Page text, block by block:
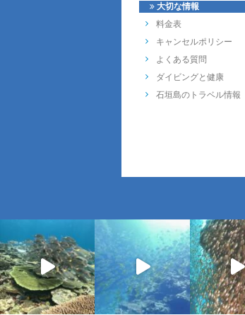
大切な情報
料金表
キャンセルポリシー
よくある質問
ダイビングと健康
石垣島のトラベル情報